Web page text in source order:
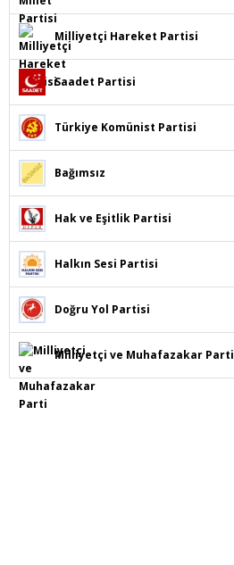
Milliyetçi Hareket Partisi
Saadet Partisi
Türkiye Komünist Partisi
Bağımsız
Hak ve Eşitlik Partisi
Halkın Sesi Partisi
Doğru Yol Partisi
Milliyetçi ve Muhafazakar Parti